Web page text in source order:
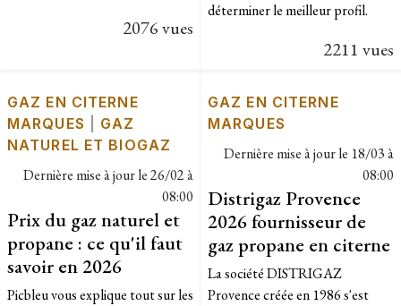
2076 vues
déterminer le meilleur profil.
2211 vues
GAZ EN CITERNE
MARQUES
GAZ
NATUREL ET BIOGAZ
Dernière mise à jour le26/02 à
08:00
Prix du gaz naturel et
propane : ce qu'il faut
savoir en 2026
Picbleu vous explique tout sur les
GAZ EN CITERNE
MARQUES
Dernière mise à jour le 18/03 à
08:00
Distrigaz Provence
2026 fournisseur de
gaz propane en citerne
La société DISTRIGAZ
Provence créée en 1986 s'est